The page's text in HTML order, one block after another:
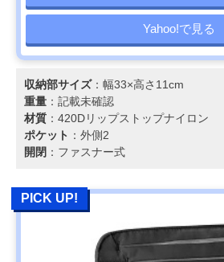
Yahoo!で見る
収納部サイズ：幅33×高さ11cm
重量 ：記載未確認
材質 ：420Dリップストップナイロン
ポケット ：外側2
開閉 ：ファスナー式
PICK UP!